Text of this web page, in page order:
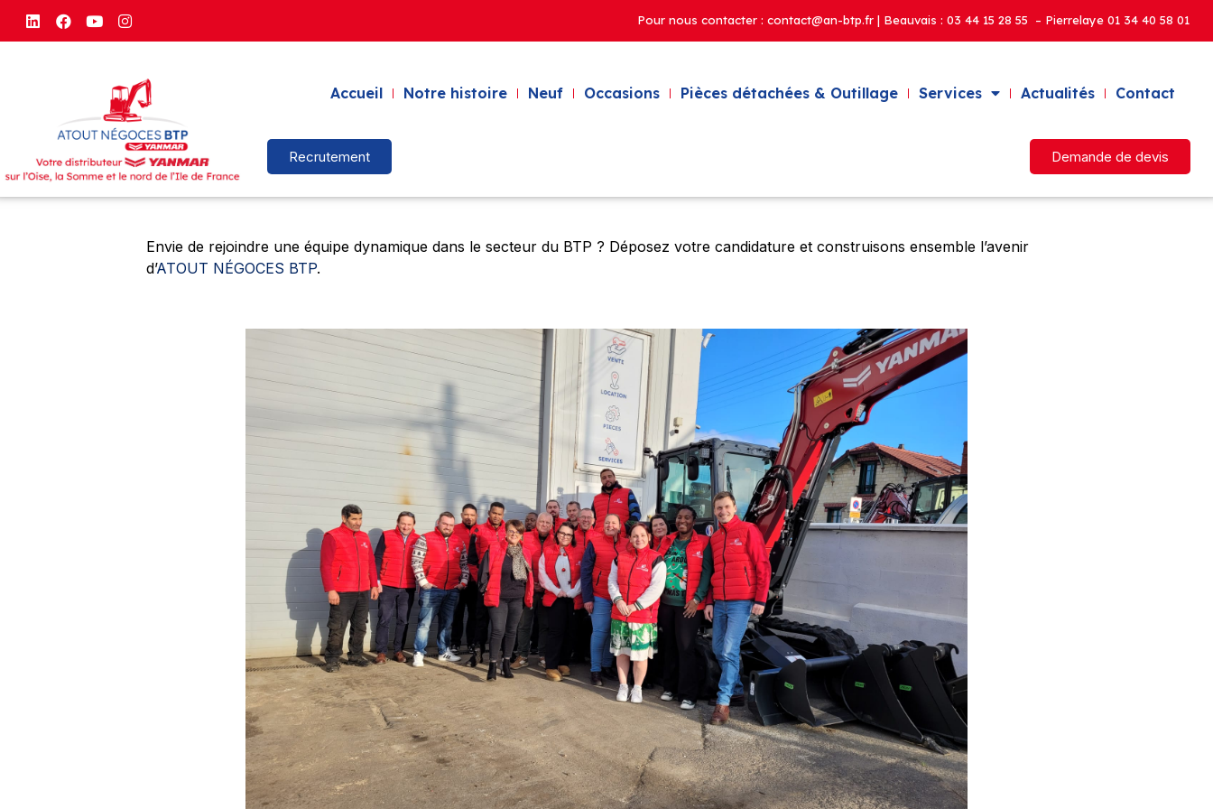
Pour nous contacter : contact@an-btp.fr | Beauvais : 03 44 15 28 55 – Pierrelaye 01 34 40 58 01
Accueil Notre histoire Neuf Occasions Pièces détachées & Outillage Services Actualités Contact
Recrutement Demande de devis
Envie de rejoindre une équipe dynamique dans le secteur du BTP ? Déposez votre candidature et construisons ensemble l’avenir
d’ATOUT NÉGOCES BTP.